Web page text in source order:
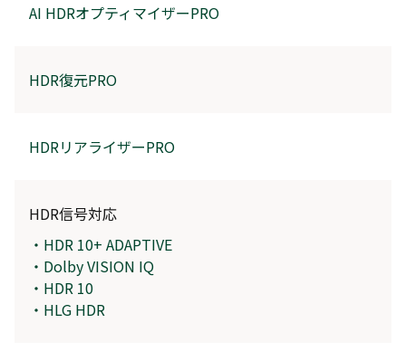
AI HDRオプティマイザーPRO
HDR復元PRO
HDRリアライザーPRO
HDR信号対応
・HDR 10+ ADAPTIVE
・Dolby VISION IQ
・HDR 10
・HLG HDR